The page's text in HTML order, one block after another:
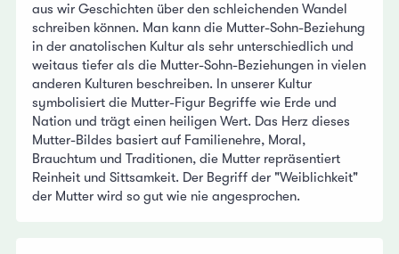
aus wir Geschichten über den schleichenden Wandel
schreiben können. Man kann die Mutter-Sohn-Beziehung
in der anatolischen Kultur als sehr unterschiedlich und
weitaus tiefer als die Mutter-Sohn-Beziehungen in vielen
anderen Kulturen beschreiben. In unserer Kultur
symbolisiert die Mutter-Figur Begriffe wie Erde und
Nation und trägt einen heiligen Wert. Das Herz dieses
Mutter-Bildes basiert auf Familienehre, Moral,
Brauchtum und Traditionen, die Mutter repräsentiert
Reinheit und Sittsamkeit. Der Begriff der "Weiblichkeit"
der Mutter wird so gut wie nie angesprochen.